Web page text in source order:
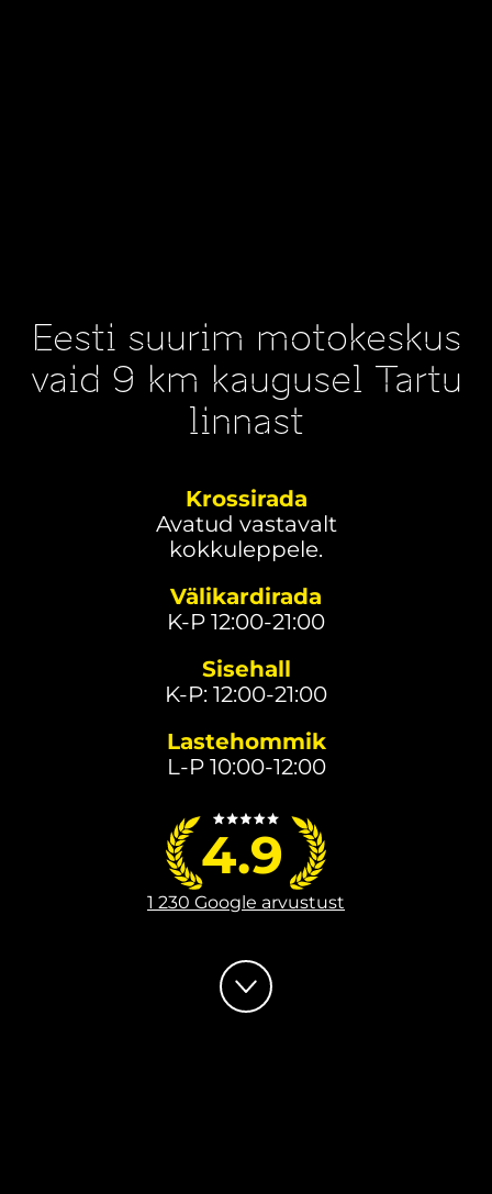
Eesti suurim motokeskus
vaid 9 km kaugusel Tartu
linnast
Krossirada
Avatud vastavalt
kokkuleppele.
Välikardirada
K-P 12:00-21:00
Sisehall
K-P: 12:00-21:00
Lastehommik
L-P 10:00-12:00
4.9
1 230 Google arvustust